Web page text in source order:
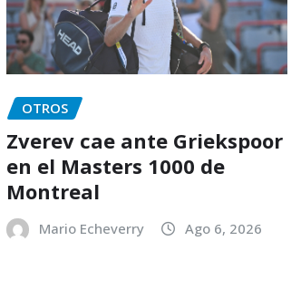
OTROS
Zverev cae ante Griekspoor
en el Masters 1000 de
Montreal
Mario Echeverry Ago 6, 2026